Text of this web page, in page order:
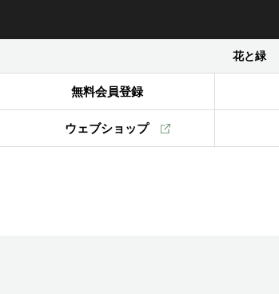
花と緑
無料会員登録
ウェブショップ